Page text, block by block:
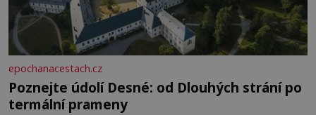
epochanacestach.cz
Poznejte údolí Desné: od Dlouhých strání po
termální prameny